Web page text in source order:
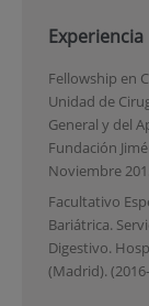
Experiencia
Fellowship en
Unidad de
General y del
Fundación
Noviembre
Facultativo
Bariátrica.
Digestivo.
(Madrid).